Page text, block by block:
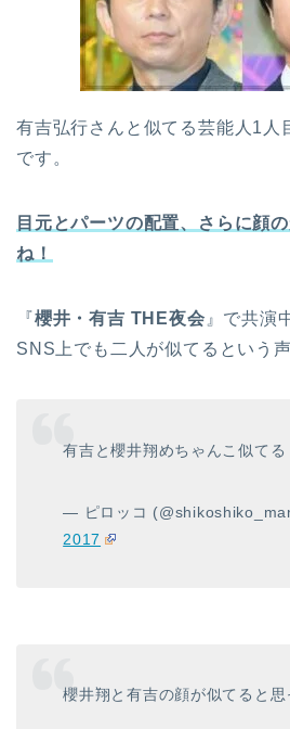
有吉弘行さんと似てる芸能人1人
です。
目元とパーツの配置、さらに顔
ね！
『櫻井・有吉 THE夜会 』で共演
SNS上でも二人が似てるという
有吉と櫻井翔めちゃんこ似てる
— ピロッコ
2017
櫻井翔と有吉の顔が似てると思